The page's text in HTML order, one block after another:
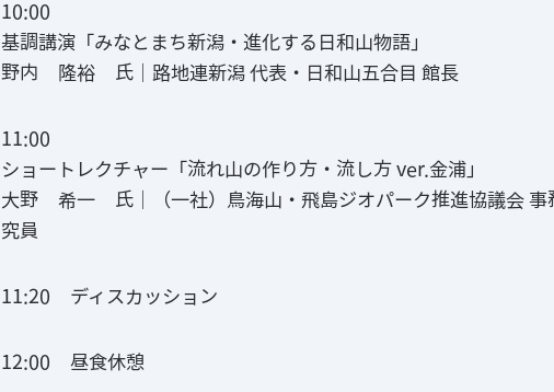
10:00
基調講演「みなとまち新潟・進化する日和山物語」
野内 隆裕 氏｜路地連新潟 代表・日和山五合目 館長
11:00
ショートレクチャー「流れ山の作り方・流し方 ver.金浦」
大野 希一 氏｜（一社）鳥海山・飛島ジオパーク推進協議会 事
究員
11:20 ディスカッション
12:00 昼食休憩